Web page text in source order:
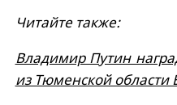
Читайте также:
Владимир Путин
из Тюменской